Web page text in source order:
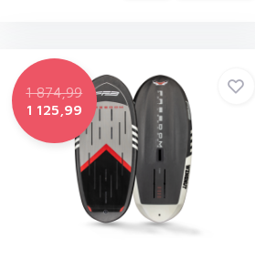
1 874,99
1 125,99